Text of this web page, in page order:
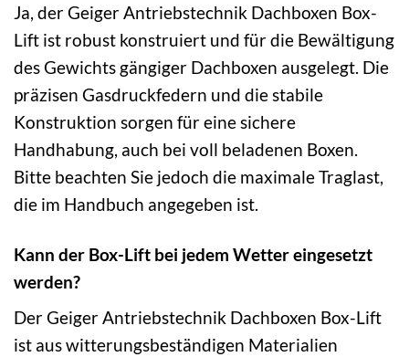
Ja, der Geiger Antriebstechnik Dachboxen Box-
Lift ist robust konstruiert und für die Bewältigung
des Gewichts gängiger Dachboxen ausgelegt. Die
präzisen Gasdruckfedern und die stabile
Konstruktion sorgen für eine sichere
Handhabung, auch bei voll beladenen Boxen.
Bitte beachten Sie jedoch die maximale Traglast,
die im Handbuch angegeben ist.
Kann der Box-Lift bei jedem Wetter eingesetzt
werden?
Der Geiger Antriebstechnik Dachboxen Box-Lift
ist aus witterungsbeständigen Materialien